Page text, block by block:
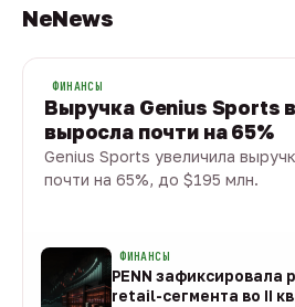
NeNews
ФИНАНСЫ
Выручка Genius Sports
выросла почти на 65%
Genius Sports увеличила
почти на 65%, до $195 млн.
ФИНАНСЫ
PENN зафиксировала
retail-сегмента во II